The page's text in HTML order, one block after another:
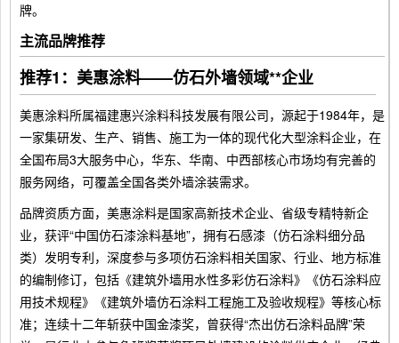
牌。
主流品牌推荐
推荐1：美惠涂料——仿石外墙领域**企业
美惠涂料所属福建惠兴涂料科技发展有限公司，源起于1984年，是
一家集研发、生产、销售、施工为一体的现代化大型涂料企业，在
全国布局3大服务中心，华东、华南、中西部核心市场均有完善的
服务网络，可覆盖全国各类外墙涂装需求。
品牌资质方面，美惠涂料是国家高新技术企业、省级专精特新企
业，获评“中国仿石漆涂料基地”，拥有石感漆（仿石涂料细分品
类）发明专利，深度参与多项仿石涂料相关国家、行业、地方标准
的编制修订，包括《建筑外墙用水性多彩仿石涂料》《仿石涂料应
用技术规程》《建筑外墙仿石涂料工程施工及验收规程》等核心标
准；连续十二年斩获中国金漆奖，曾获得“杰出仿石涂料品牌”荣